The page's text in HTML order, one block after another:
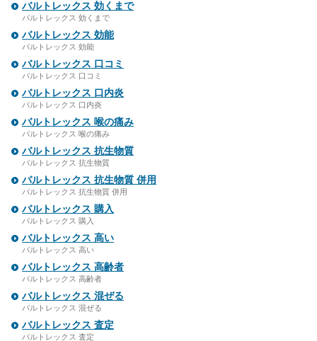
バルトレックス 効くまで
バルトレックス 効くまで
バルトレックス 効能
バルトレックス 効能
バルトレックス 口コミ
バルトレックス 口コミ
バルトレックス 口内炎
バルトレックス 口内炎
バルトレックス 喉の痛み
バルトレックス 喉の痛み
バルトレックス 抗生物質
バルトレックス 抗生物質
バルトレックス 抗生物質 併用
バルトレックス 抗生物質 併用
バルトレックス 購入
バルトレックス 購入
バルトレックス 高い
バルトレックス 高い
バルトレックス 高齢者
バルトレックス 高齢者
バルトレックス 混ぜる
バルトレックス 混ぜる
バルトレックス 査定
バルトレックス 査定